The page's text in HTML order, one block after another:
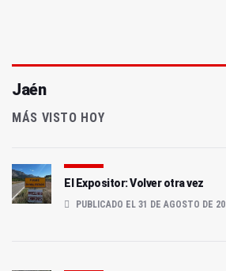
Jaén
MÁS VISTO HOY
El Expositor: Volver otra vez
PUBLICADO EL 31 DE AGOSTO DE